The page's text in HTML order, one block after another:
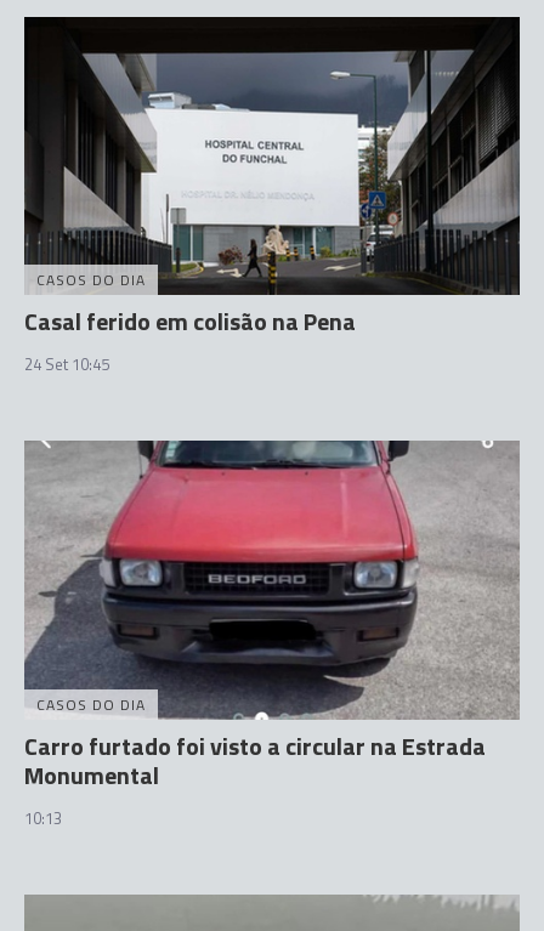
CASOS DO DIA
Casal ferido em colisão na Pena
24 Set 10:45
CASOS DO DIA
Carro furtado foi visto a circular na Estrada
Monumental
10:13